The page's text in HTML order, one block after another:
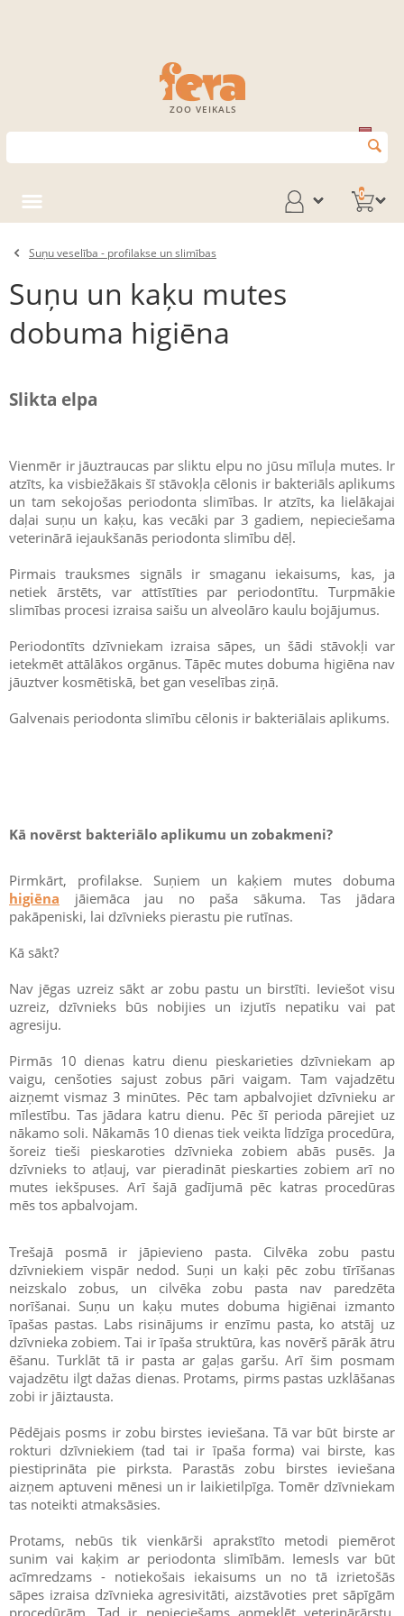
ZOO VEIKALS
0
Suņu veselība - profilakse un slimības
Suņu un kaķu mutes
dobuma higiēna
Slikta elpa
Vienmēr ir jāuztraucas par sliktu elpu no jūsu mīluļa mutes. Ir
atzīts, ka visbiežākais šī stāvokļa cēlonis ir bakteriāls aplikums
un tam sekojošas periodonta slimības. Ir atzīts, ka lielākajai
daļai suņu un kaķu, kas vecāki par 3 gadiem, nepieciešama
veterinārā iejaukšanās periodonta slimību dēļ.
Pirmais trauksmes signāls ir smaganu iekaisums, kas, ja
netiek ārstēts, var attīstīties par periodontītu. Turpmākie
slimības procesi izraisa saišu un alveolāro kaulu bojājumus.
Periodontīts dzīvniekam izraisa sāpes, un šādi stāvokļi var
ietekmēt attālākos orgānus. Tāpēc mutes dobuma higiēna nav
jāuztver kosmētiskā, bet gan veselības ziņā.
Galvenais periodonta slimību cēlonis ir bakteriālais aplikums.
Kā novērst bakteriālo aplikumu un zobakmeni?
Pirmkārt, profilakse. Suņiem un kaķiem mutes dobuma
higiēna jāiemāca jau no paša sākuma. Tas jādara
pakāpeniski, lai dzīvnieks pierastu pie rutīnas.
Kā sākt?
Nav jēgas uzreiz sākt ar zobu pastu un birstīti. Ieviešot visu
uzreiz, dzīvnieks būs nobijies un izjutīs nepatiku vai pat
agresiju.
Pirmās 10 dienas katru dienu pieskarieties dzīvniekam ap
vaigu, cenšoties sajust zobus pāri vaigam. Tam vajadzētu
aizņemt vismaz 3 minūtes. Pēc tam apbalvojiet dzīvnieku ar
mīlestību. Tas jādara katru dienu. Pēc šī perioda pārejiet uz
nākamo soli. Nākamās 10 dienas tiek veikta līdzīga procedūra,
šoreiz tieši pieskaroties dzīvnieka zobiem abās pusēs. Ja
dzīvnieks to atļauj, var pieradināt pieskarties zobiem arī no
mutes iekšpuses. Arī šajā gadījumā pēc katras procedūras
mēs tos apbalvojam.
Trešajā posmā ir jāpievieno pasta. Cilvēka zobu pastu
dzīvniekiem vispār nedod. Suņi un kaķi pēc zobu tīrīšanas
neizskalo zobus, un cilvēka zobu pasta nav paredzēta
norīšanai. Suņu un kaķu mutes dobuma higiēnai izmanto
īpašas pastas. Labs risinājums ir enzīmu pasta, ko atstāj uz
dzīvnieka zobiem. Tai ir īpaša struktūra, kas novērš pārāk ātru
ēšanu. Turklāt tā ir pasta ar gaļas garšu. Arī šim posmam
vajadzētu ilgt dažas dienas. Protams, pirms pastas uzklāšanas
zobi ir jāiztausta.
Pēdējais posms ir zobu birstes ieviešana. Tā var būt birste ar
rokturi dzīvniekiem (tad tai ir īpaša forma) vai birste, kas
piestiprināta pie pirksta. Parastās zobu birstes ieviešana
aizņem aptuveni mēnesi un ir laikietilpīga. Tomēr dzīvniekam
tas noteikti atmaksāsies.
Protams, nebūs tik vienkārši aprakstīto metodi piemērot
sunim vai kaķim ar periodonta slimībām. Iemesls var būt
acīmredzams - notiekošais iekaisums un no tā izrietošās
sāpes izraisa dzīvnieka agresivitāti, aizstāvoties pret sāpīgām
procedūrām. Tad ir nepieciešams apmeklēt veterinārārstu,